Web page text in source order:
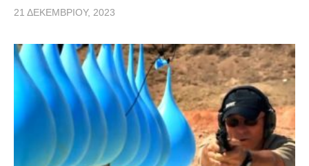
21 ΔΕΚΕΜΒΡΊΟΥ, 2023